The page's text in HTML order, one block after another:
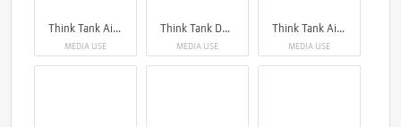
Think Tank Airport Roller Derby V2.0
MEDIA USE
Think Tank Darklight
MEDIA USE
Think Tank Airport Navigator V2.0
MEDIA USE